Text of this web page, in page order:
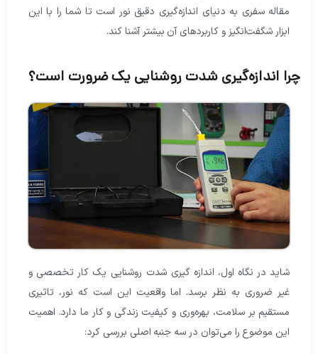
مقاله سفری به دنیای اندازه‌گیری دقیق نور است تا شما را با این
ابزار شگفت‌انگیز و کاربردهای آن بیشتر آشنا کند.
اندازه‌گیری شدت روشنایی یک ضرورت است؟
شاید در نگاه اول، اندازه گیری شدت روشنایی یک کار تخصصی و
غیر ضروری به نظر برسد. اما واقعیت این است که نور، تاثیری
مستقیم بر سلامت، بهره‌وری و کیفیت زندگی و کار ما دارد. اهمیت
این موضوع را می‌توان در سه جنبه اصلی بررسی کرد: